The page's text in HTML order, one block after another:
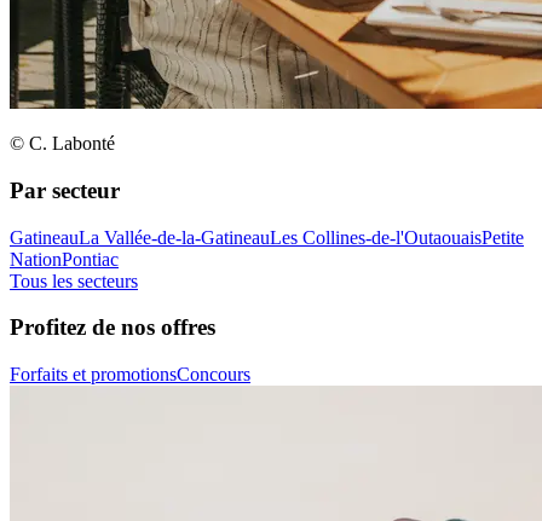
© C. Labonté
Par secteur
GatineauLa Vallée-de-la-GatineauLes Collines-de-l'OutaouaisPetite
NationPontiac
Tous les secteurs
Profitez de nos offres
Forfaits et promotionsConcours